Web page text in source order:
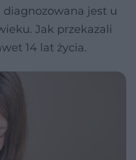
diagnozowana jest u
Jak przekazali
14 lat życia.